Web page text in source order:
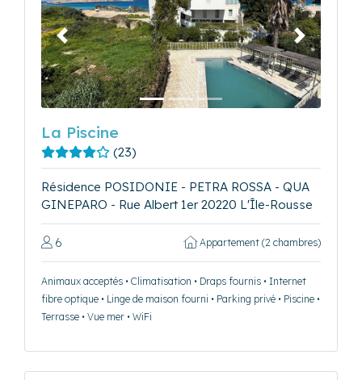
Précédent Suivant
La Piscine
(23)
Résidence POSIDONIE - PETRA ROSSA - QUA
GINEPARO - Rue Albert 1er 20220 L'Île-Rousse
6 Appartement (2 chambres)
Animaux acceptés • Climatisation • Draps fournis • Internet
fibre optique • Linge de maison fourni • Parking privé • Piscine •
Terrasse • Vue mer • WiFi